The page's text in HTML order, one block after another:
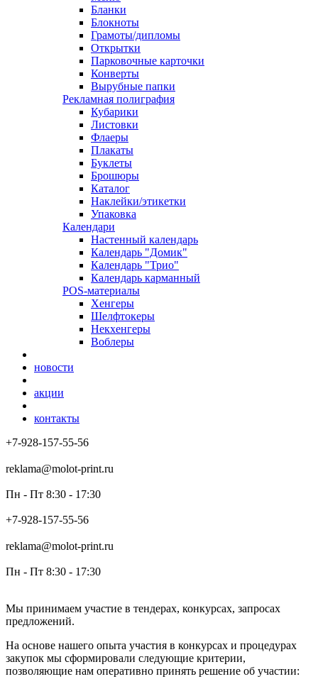
Бланки
Блокноты
Грамоты/дипломы
Открытки
Парковочные карточки
Конверты
Вырубные папки
Рекламная полиграфия
Кубарики
Листовки
Флаеры
Плакаты
Буклеты
Брошюры
Каталог
Наклейки/этикетки
Упаковка
Календари
Настенный календарь
Календарь "Домик"
Календарь "Трио"
Календарь карманный
POS-материалы
Хенгеры
Шелфтокеры
Некхенгеры
Воблеры
новости
акции
контакты
+7-928-157-55-56
reklama@molot-print.ru
Пн - Пт 8:30 - 17:30
+7-928-157-55-56
reklama@molot-print.ru
Пн - Пт 8:30 - 17:30
Мы принимаем участие в тендерах, конкурсах, запросах
предложений.
На основе нашего опыта участия в конкурсах и процедурах
закупок мы сформировали следующие критерии,
позволяющие нам оперативно принять решение об участии: